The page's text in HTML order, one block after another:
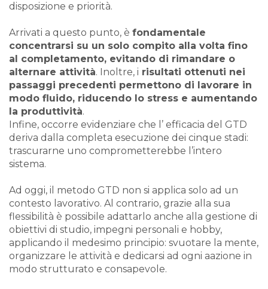
disposizione e priorità.
Arrivati a questo punto, è fondamentale
concentrarsi su un solo compito alla volta fino
al completamento, evitando di rimandare o
alternare attività. Inoltre, i risultati ottenuti nei
passaggi precedenti permettono di lavorare in
modo fluido, riducendo lo stress e aumentando
la produttività.
Infine, occorre evidenziare che l’ efficacia del GTD
deriva dalla completa esecuzione dei cinque stadi:
trascurarne uno comprometterebbe l’intero
sistema.
Ad oggi, il metodo GTD non si applica solo ad un
contesto lavorativo. Al contrario, grazie alla sua
flessibilità è possibile adattarlo anche alla gestione di
obiettivi di studio, impegni personali e hobby,
applicando il medesimo principio: svuotare la mente,
organizzare le attività e dedicarsi ad ogni aazione in
modo strutturato e consapevole.